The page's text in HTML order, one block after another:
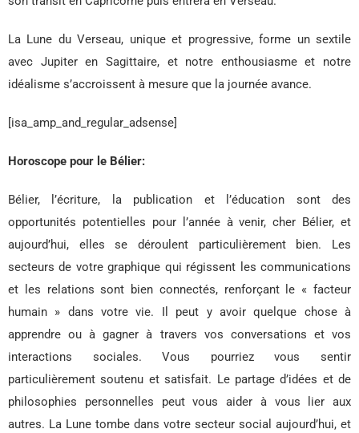
La Lune du Verseau, unique et progressive, forme un sextile
avec Jupiter en Sagittaire, et notre enthousiasme et notre
idéalisme s’accroissent à mesure que la journée avance.
[isa_amp_and_regular_adsense]
Horoscope pour le Bélier:
Bélier, l’écriture, la publication et l’éducation sont des
opportunités potentielles pour l’année à venir, cher Bélier, et
aujourd’hui, elles se déroulent particulièrement bien. Les
secteurs de votre graphique qui régissent les communications
et les relations sont bien connectés, renforçant le « facteur
humain » dans votre vie. Il peut y avoir quelque chose à
apprendre ou à gagner à travers vos conversations et vos
interactions sociales. Vous pourriez vous sentir
particulièrement soutenu et satisfait. Le partage d’idées et de
philosophies personnelles peut vous aider à vous lier aux
autres. La Lune tombe dans votre secteur social aujourd’hui, et